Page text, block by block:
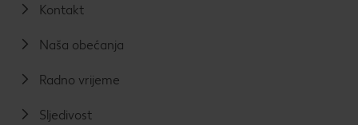
Kontakt
Naša obećanja
Radno vrijeme
Sljedivost